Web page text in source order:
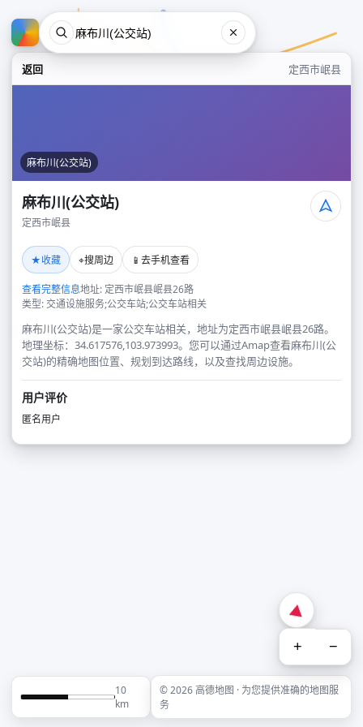
返回 定西市岷县
麻布川(公交站)
麻布川(公交站)
定西市岷县
★收藏 ⌖搜周边 📱 去手机查看
查看完整信息地址: 定西市岷县岷县26路
类型: 交通设施服务;公交车站;公交车站相关
麻布川(公交站)是一家公交车站相关，地址为定西市岷县岷县26路。
地理坐标：34.617576,103.973993。您可以通过Amap查看麻布川(公
交站)的精确地图位置、规划到达路线，以及查找周边设施。
用户评价
匿名用户
+ −
10
km
© 2026 高德地图 · 为您提供准确的地图服
务